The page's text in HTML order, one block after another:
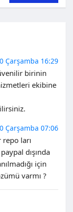
Çarşamba 16:29
birinin
ekibine
Çarşamba 07:06
ları
dışında
için
varmı ?